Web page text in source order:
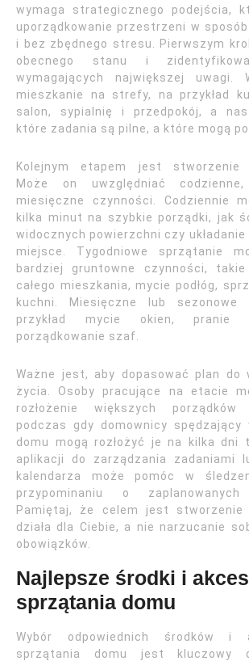
wymaga strategicznego podejścia,
uporządkowanie przestrzeni w
i bez zbędnego stresu. Pierwszym
obecnego stanu i
wymagających największej uwagi.
mieszkanie na strefy, na przykład
salon, sypialnię i przedpokój, a
które zadania są pilne, a które mogą
Kolejnym etapem jest stworzenie
Może on uwzględniać
miesięczne czynności. Codziennie
kilka minut na szybkie porządki, jak
widocznych powierzchni czy
miejsce. Tygodniowe sprzątanie
bardziej gruntowne czynności,
całego mieszkania, mycie podłóg,
kuchni. Miesięczne lub
przykład mycie okien, pranie
porządkowanie szaf.
Ważne jest, aby dopasować plan do
życia. Osoby pracujące na etacie
rozłożenie większych porządków
podczas gdy domownicy
domu mogą rozłożyć je na kilka dni
aplikacji do zarządzania zadaniami
kalendarza może pomóc w
przypominaniu o zaplanowanych
Pamiętaj, że celem jest stworzenie
działa dla Ciebie, a nie narzucanie
obowiązków.
Najlepsze środki i
sprzątania domu
Wybór odpowiednich środków i
sprzątania domu jest kluczowy